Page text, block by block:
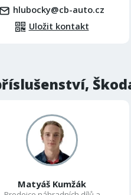
hlubocky@cb-auto.cz
Uložit kontakt
Matyáš Kumžák